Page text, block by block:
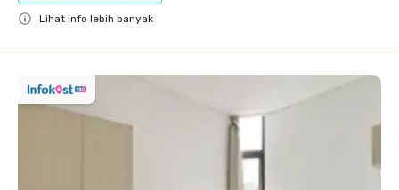
Lihat info lebih banyak